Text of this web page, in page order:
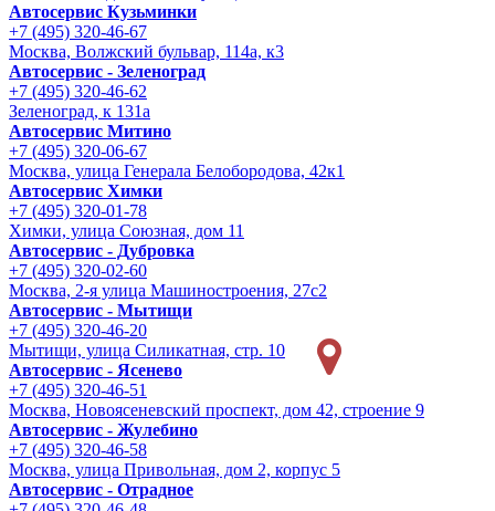
Автосервис Кузьминки
+7 (495) 320-46-67
Москва, Волжский бульвар, 114а, к3
Автосервис - Зеленоград
+7 (495) 320-46-62
Зеленоград, к 131а
Автосервис Митино
+7 (495) 320-06-67
Москва, улица Генерала Белобородова, 42к1
Автосервис Химки
+7 (495) 320-01-78
Химки, улица Союзная, дом 11
Автосервис - Дубровка
+7 (495) 320-02-60
Москва, 2-я улица Машиностроения, 27с2
Автосервис - Мытищи
+7 (495) 320-46-20
Мытищи, улица Силикатная, стр. 10
Автосервис - Ясенево
+7 (495) 320-46-51
Москва, Новоясеневский проспект, дом 42, строение 9
Автосервис - Жулебино
+7 (495) 320-46-58
Москва, улица Привольная, дом 2, корпус 5
Автосервис - Отрадное